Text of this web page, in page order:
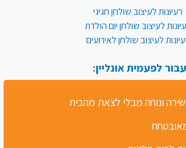
רעיונות לעיצוב שולחן חגיגי
לעיצוב שולחן יום הולדת
לעיצוב שולחן לאירועים
ונוחה מבלי לצאת מהבית